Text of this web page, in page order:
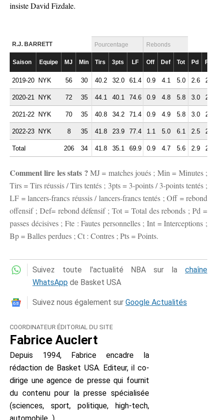
insiste David Fizdale.
R.J. BARRETT Pourcentage Rebonds
Saison Equipe MJ Min Tirs 3pts LF Off Def Tot Pd Fte
2019-20 NYK 56 30 40.2 32.0 61.4 0.9 4.1 5.0 2.6 2.2
2020-21 NYK 72 35 44.1 40.1 74.6 0.9 4.8 5.8 3.0 2.6
2021-22 NYK 70 35 40.8 34.2 71.4 0.9 4.9 5.8 3.0 2.0
2022-23 NYK 8 35 41.8 23.9 77.4 1.1 5.0 6.1 2.5 2.0
Total 206 34 41.8 35.1 69.9 0.9 4.7 5.6 2.9 2.3
Comment lire les stats ? MJ = matches joués ; Min = Minutes ;
Tirs = Tirs réussis / Tirs tentés ; 3pts = 3-points / 3-points tentés ;
LF = lancers-francs réussis / lancers-francs tentés ; Off = rebond
offensif ; Def= rebond défensif ; Tot = Total des rebonds ; Pd =
passes décisives ; Fte : Fautes personnelles ; Int = Interceptions ;
Bp = Balles perdues ; Ct : Contres ; Pts = Points.
Suivez toute l'actualité NBA sur la chaîne
WhatsApp de Basket USA
Suivez nous également sur Google Actualités
COORDINATEUR ÉDITORIAL DU SITE
Fabrice Auclert
Depuis 1994, Fabrice encadre la
rédaction de Basket USA. Editeur, il co-
dirige une agence de presse qui fournit
du contenu pour la presse spécialisée
(sciences, sport, politique, high-tech,